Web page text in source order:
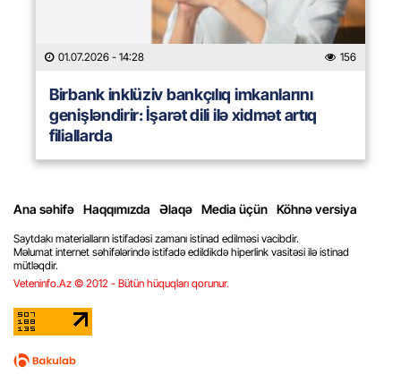
01.07.2026 - 14:28 156
Birbank inklüziv bankçılıq imkanlarını
genişləndirir: İşarət dili ilə xidmət artıq
filiallarda
Ana səhifə Haqqımızda Əlaqə Media üçün Köhnə versiya
Saytdakı materialların istifadəsi zamanı istinad edilməsi vacibdir.
Məlumat internet səhifələrində istifadə edildikdə hiperlink vasitəsi ilə istinad
mütləqdir.
Veteninfo.Az © 2012 - Bütün hüquqları qorunur.